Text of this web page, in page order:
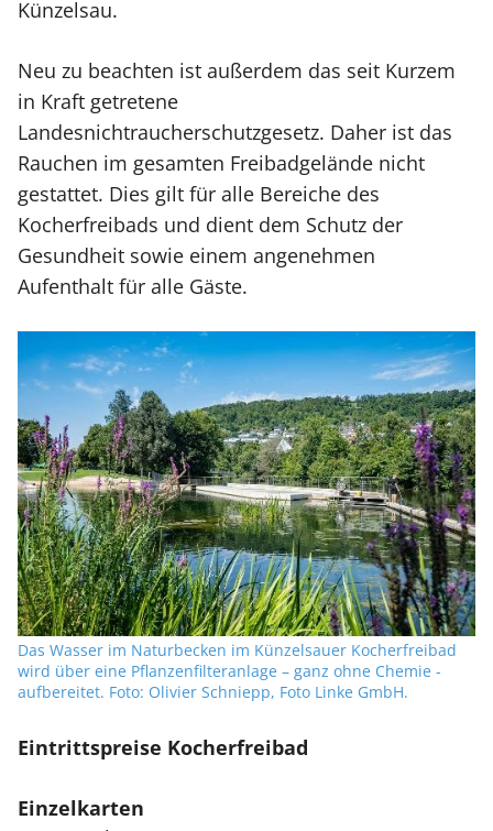
Künzelsau.
Neu zu beachten ist außerdem das seit Kurzem
in Kraft getretene
Landesnichtraucherschutzgesetz. Daher ist das
Rauchen im gesamten Freibadgelände nicht
gestattet. Dies gilt für alle Bereiche des
Kocherfreibads und dient dem Schutz der
Gesundheit sowie einem angenehmen
Aufenthalt für alle Gäste.
Das Wasser im Naturbecken im Künzelsauer Kocherfreibad
wird über eine Pflanzenfilteranlage – ganz ohne Chemie -
aufbereitet. Foto: Olivier Schniepp, Foto Linke GmbH.
Eintrittspreise Kocherfreibad
Einzelkarten